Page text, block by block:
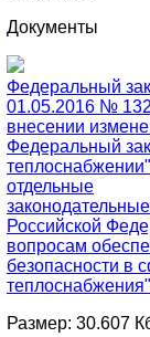
Документы
Федеральный
01.05.2016 №
внесении
Федеральный
отдельные
Российской
вопросам
безопасности в
теплоснабжения"
Размер: 30.607